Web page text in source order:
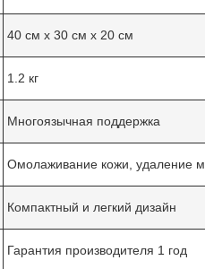
40 см х 30 см х 20 см
1.2 кг
Многоязычная поддержка
Омолаживание кожи, удаление
Компактный и легкий дизайн
Гарантия производителя 1 год